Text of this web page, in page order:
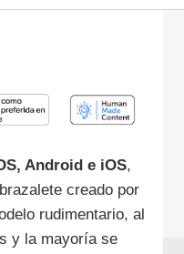
Android e iOS,
creado por
rudimentario, al
y la mayoría se